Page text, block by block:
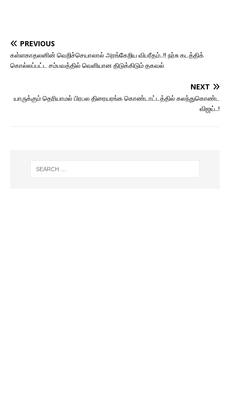
PREVIOUS
கள்ளகாதலனின் வெறிச்செயாலால் அரங்கேறிய விபரீதம்..!! நர்சு கடத்திக்
கொல்லப்பட்ட சம்பவத்தில் வெளியான திடுக்கிடும் தகவல்
NEXT
யாருக்கும் தெரியாமல் பிரபல திரையரங்க கொண்டாட்டத்தில் கலந்துகொண்ட
விஜய்..!